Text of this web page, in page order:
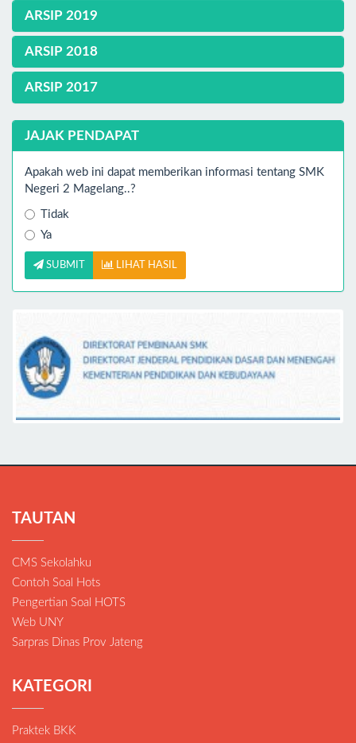
ARSIP 2019
ARSIP 2018
ARSIP 2017
JAJAK PENDAPAT
Apakah web ini dapat memberikan informasi tentang SMK
Negeri 2 Magelang..?
Tidak
Ya
SUBMIT LIHAT HASIL
TAUTAN
CMS Sekolahku
Contoh Soal Hots
Pengertian Soal HOTS
Web UNY
Sarpras Dinas Prov Jateng
KATEGORI
Praktek BKK